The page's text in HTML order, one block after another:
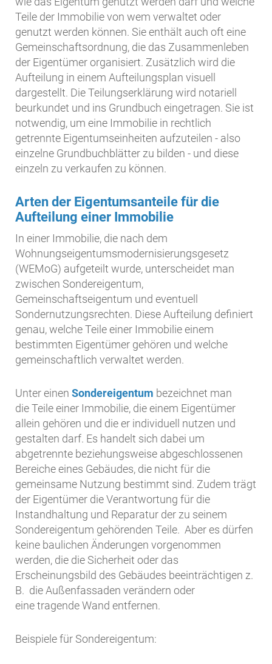
Teile der Immobilie von wem verwaltet oder
genutzt werden können. Sie enthält auch oft eine
Gemeinschaftsordnung, die das Zusammenleben
der Eigentümer organisiert. Zusätzlich wird die
Aufteilung in einem Aufteilungsplan visuell
dargestellt. Die Teilungserklärung wird notariell
beurkundet und ins Grundbuch eingetragen. Sie ist
notwendig, um eine Immobilie in rechtlich
getrennte Eigentumseinheiten aufzuteilen - also
einzelne Grundbuchblätter zu bilden - und diese
einzeln zu verkaufen zu können.
Arten der Eigentumsanteile für die
Aufteilung einer Immobilie
In einer Immobilie, die nach dem
Wohnungseigentumsmodernisierungsgesetz
(WEMoG) aufgeteilt wurde, unterscheidet man
zwischen Sondereigentum,
Gemeinschaftseigentum und eventuell
Sondernutzungsrechten. Diese Aufteilung definiert
genau, welche Teile einer Immobilie einem
bestimmten Eigentümer gehören und welche
gemeinschaftlich verwaltet werden.
Unter einen Sondereigentum bezeichnet man
die Teile einer Immobilie, die einem Eigentümer
allein gehören und die er individuell nutzen und
gestalten darf. Es handelt sich dabei um
abgetrennte beziehungsweise abgeschlossenen
Bereiche eines Gebäudes, die nicht für die
gemeinsame Nutzung bestimmt sind. Zudem trägt
der Eigentümer die Verantwortung für die
Instandhaltung und Reparatur der zu seinem
Sondereigentum gehörenden Teile. Aber es dürfen
keine baulichen Änderungen vorgenommen
werden, die die Sicherheit oder das
Erscheinungsbild des Gebäudes beeinträchtigen z.
B. die Außenfassaden verändern oder
eine tragende Wand entfernen.
Beispiele für Sondereigentum: